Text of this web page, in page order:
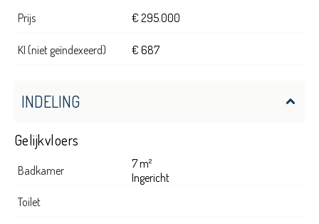
Prijs € 295.000
KI (niet geïndexeerd) € 687
INDELING
Gelijkvloers
Badkamer
7 m²
Ingericht
Toilet